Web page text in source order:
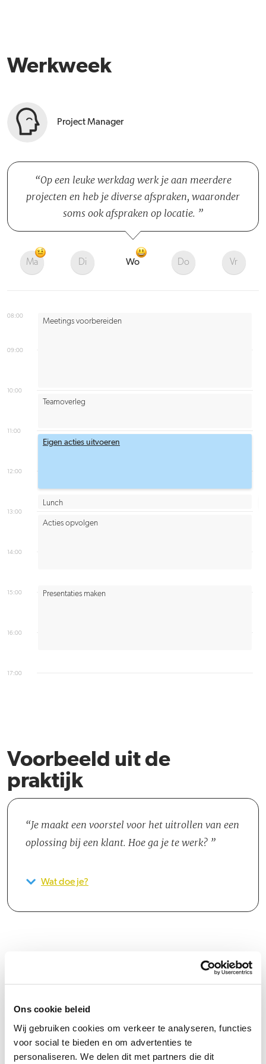
Ons cookie beleid
Wij gebruiken cookies om verkeer te analyseren, functies
voor social te bieden en om advertenties te
personaliseren. We delen dit met partners die dit
Werkweek
Project Manager
Op een leuke werkdag werk je aan meerdere
projecten en heb je diverse afspraken, waaronder
soms ook afspraken op locatie.
Ma Di Wo Do Vr
08:00
09:00
10:00
11:00
12:00
13:00
14:00
15:00
16:00
17:00
Lunch
Teamoverleg
Meetings voorbereiden
Presentaties maken
Eigen acties uitvoeren
Acties opvolgen
Voorbeeld uit de
praktijk
Je maakt een voorstel voor het uitrollen van een
oplossing bij een klant. Hoe ga je te werk?
Wat doe je?
ontwikkelen en je carrière te bevorderen. Dit gebeurt onder
andere via interne en externe opleidings- en trainingsprogramma's.